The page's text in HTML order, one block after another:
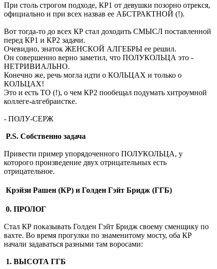
При столь строгом подходе, КР1 от девушки позорно отрекся,
официально и при всех назвав ее АБСТРАКТНОЙ (!).
Вот тогда-то до всех КР стал доходить СМЫСЛ поставленной
перед КР1 и КР2 задачи.
Очевидно, знаток ЖЕНСКОЙ АЛГЕБРЫ ее решил.
Он совершенно верно заметил, что ПОЛУКОЛЬЦА это -
НЕТРИВИАЛЬНО.
Конечно же, речь могла идти о КОЛЬЦАХ и только о
КОЛЬЦАХ!
Это и есть ТО (!), о чем КР2 пообещал подумать хитроумной
коллеге-алгебраистке.
- ПОЛУ-СЕРЖ
P.S. Собственно задача
Привести пример упорядоченного ПОЛУКОЛЬЦА, у
которого произведение двух отрицательных есть
отрицательное.
Крэйзи Рашен (КР) и Голден Гэйт Бридж (ГГБ)
0. ПРОЛОГ
Стал КР показывать Голден Гэйт Бридж своему сменщику по
вахте. Во время прогулки по знаменитому мосту, оба КР
начали задаваться разными там воросами:
1. ВЫСОТА ГГБ